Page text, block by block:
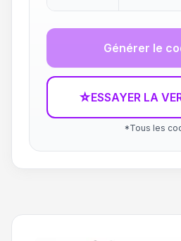
Générer le
☆ESSAYER LA
*Tous les